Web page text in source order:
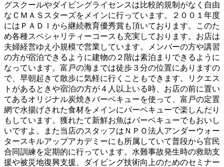
グスクールやダイビングライセンスは比較的規制がなく自由
なＣＭＡＳスターズをメインに行っています。２００１年度
にはＰＡＤＩから継続教育優秀賞も頂いております。このた
め各種スペシャリティーコースも充実しております。お店は
夫婦経営ゆえ小規模で営業しています。メンバーの方や講習
の方が宿泊できるように建物の２階は素泊まりできるように
なっています。富戸の海までは徒歩３分の位置にありますの
で、早朝起きて散歩に気軽に行くこともできます。リクエス
トがあるときや宿泊の方が４人以上いる時、お店の前に置い
てあるオリジナル炭焼きバーベキューを使って、富戸の定置
網で水揚げされた食材をメインにバーベキューで楽しんだり
もしています。獲れたて新鮮お魚はバーベキューでもおいし
いですよ。また当店のスタッフはＮＰＯ法人アンダーウォー
タースキルアップアカデミーにも所属していて普段から官民
合同訓練を定期的に行っています。水難事故発生時の救助支
援や被災地復興支援、ダイビング技術向上のためのセミナー